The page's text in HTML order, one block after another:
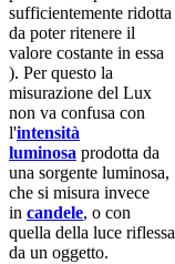
sufficientemente ridotta
da poter ritenere il
valore costante in essa
). Per questo la
misurazione del Lux
non va confusa con
l'intensità
luminosa prodotta da
una sorgente luminosa,
che si misura invece
in candele, o con
quella della luce riflessa
da un oggetto.